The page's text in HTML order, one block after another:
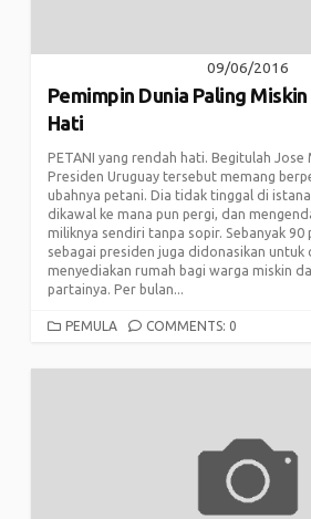
09/06/2016
Pemimpin Dunia Paling
Hati
PETANI yang rendah hati. Begitulah Jose
Presiden Uruguay tersebut memang
ubahnya petani. Dia tidak tinggal di
dikawal ke mana pun pergi, dan
miliknya sendiri tanpa sopir. Sebanyak 90
sebagai presiden juga didonasikan untuk
menyediakan rumah bagi warga miskin
partainya. Per bulan...
CATEGORIES
PEMULA COMMENTS: 0